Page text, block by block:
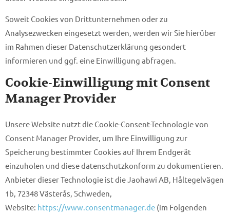
Soweit Cookies von Drittunternehmen oder zu
Analysezwecken eingesetzt werden, werden wir Sie hierüber
im Rahmen dieser Datenschutzerklärung gesondert
informieren und ggf. eine Einwilligung abfragen.
Cookie-Einwilligung mit Consent
Manager Provider
Unsere Website nutzt die Cookie-Consent-Technologie von
Consent Manager Provider, um Ihre Einwilligung zur
Speicherung bestimmter Cookies auf Ihrem Endgerät
einzuholen und diese datenschutzkonform zu dokumentieren.
Anbieter dieser Technologie ist die Jaohawi AB, Håltegelvägen
1b, 72348 Västerås, Schweden,
Website: https://www.consentmanager.de (im Folgenden